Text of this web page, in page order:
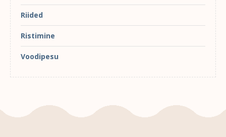
Riided
Ristimine
Voodipesu